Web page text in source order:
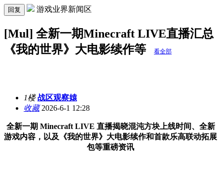
回复 游戏业界新闻区
[Mul] 全新一期Minecraft LIVE直播汇总
《我的世界》大电影续作等
看全部
1楼 战区观察媴
收藏2026-6-1 12:28
全新一期 Minecraft LIVE 直播揭晓混沌方块上线时间、全新
游戏内容，以及《我的世界》大电影续作和首款乐高联动拓展
包等重磅资讯